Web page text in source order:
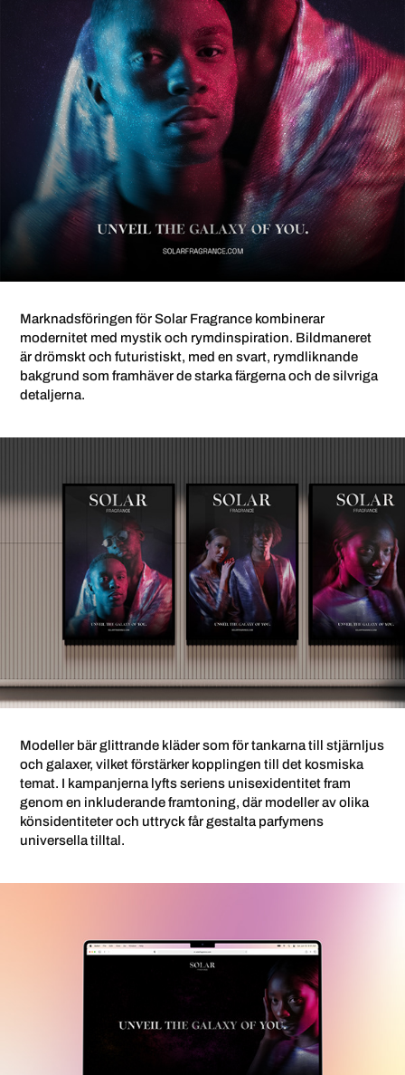
Marknadsföringen för Solar Fragrance kombinerar
modernitet med mystik och rymdinspiration. Bildmaneret
är drömskt och futuristiskt, med en svart, rymdliknande
bakgrund som framhäver de starka färgerna och de silvriga
detaljerna.
Modeller bär glittrande kläder som för tankarna till stjärnljus
och galaxer, vilket förstärker kopplingen till det kosmiska
temat. I kampanjerna lyfts seriens unisexidentitet fram
genom en inkluderande framtoning, där modeller av olika
könsidentiteter och uttryck får gestalta parfymens
universella tilltal.